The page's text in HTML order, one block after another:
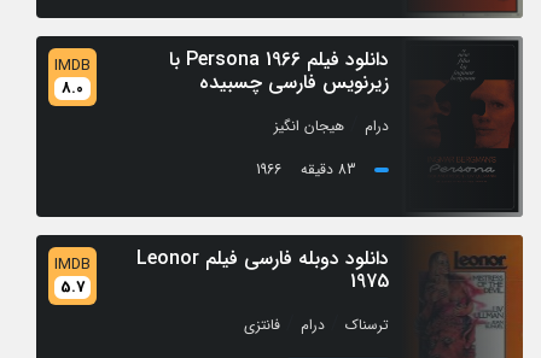
دانلود فیلم Persona 1966 با
زیرنویس فارسی چسبیده
IMDB
8.0
درام
هیجان انگیز
83 دقیقه
1966
دانلود دوبله فارسی فیلم Leonor
1975
IMDB
5.7
ترسناک درام
فانتزی